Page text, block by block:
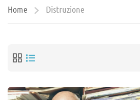
Home Distruzione